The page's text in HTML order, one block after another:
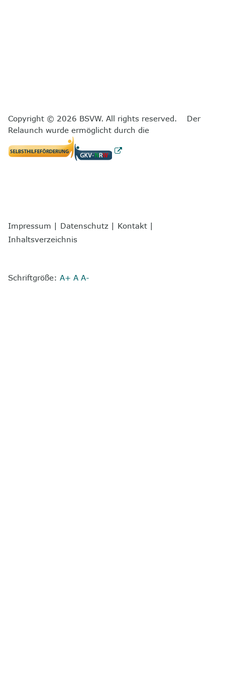
Copyright © 2026 BSVW. All rights reserved. Der
Relaunch wurde ermöglicht durch die
Impressum | Datenschutz | Kontakt |
Inhaltsverzeichnis
Schriftgröße: A+ A A-